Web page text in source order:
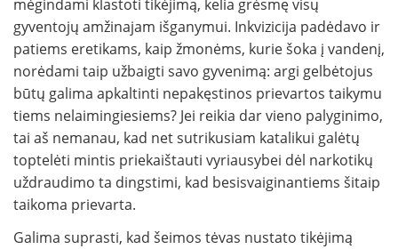
mėgindami klastoti tikėjimą, kelia grėsmę visų
gyventojų amžinajam išganymui. Inkvizicija padėdavo ir
patiems eretikams, kaip žmonėms, kurie šoka į vandenį,
norėdami taip užbaigti savo gyvenimą: argi gelbėtojus
būtų galima apkaltinti nepakęstinos prievartos taikymu
tiems nelaimingiesiems? Jei reikia dar vieno palyginimo,
tai aš nemanau, kad net sutrikusiam katalikui galėtų
toptelėti mintis priekaištauti vyriausybei dėl narkotikų
uždraudimo ta dingstimi, kad besisvaiginantiems šitaip
taikoma prievarta.
Galima suprasti, kad šeimos tėvas nustato tikėjimą